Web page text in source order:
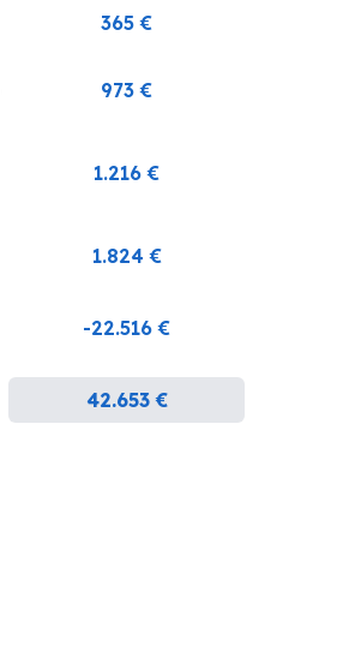
365 €
973 €
1.216 €
1.824 €
-22.516 €
42.653 €